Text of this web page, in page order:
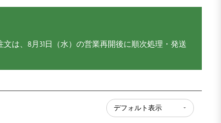
は、8月31日（水）の営業再開後に順次処理・発送